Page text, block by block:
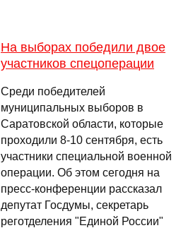
На выборах победили двое
участников спецоперации
Среди победителей
муниципальных выборов в
Саратовской области, которые
проходили 8-10 сентября, есть
участники специальной военной
операции. Об этом сегодня на
пресс-конференции рассказал
депутат Госдумы, секретарь
реготделения "Единой России"